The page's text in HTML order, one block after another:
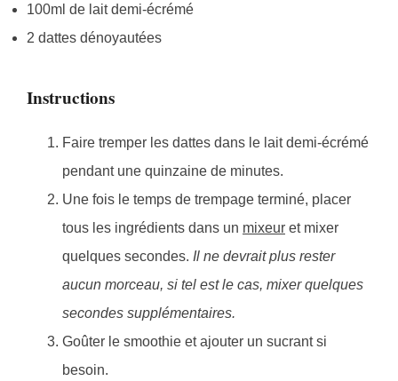
100ml de lait demi-écrémé
2 dattes dénoyautées
Instructions
Faire tremper les dattes dans le lait demi-écrémé
pendant une quinzaine de minutes.
Une fois le temps de trempage terminé, placer
tous les ingrédients dans un mixeur et mixer
quelques secondes. Il ne devrait plus rester
aucun morceau, si tel est le cas, mixer quelques
secondes supplémentaires.
Goûter le smoothie et ajouter un sucrant si
besoin.